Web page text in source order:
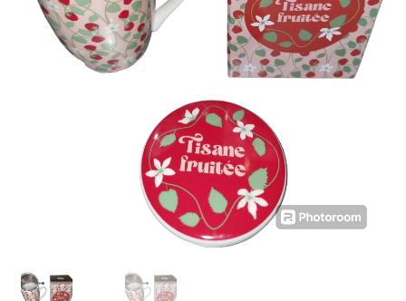
Porte-clés
coffrets découvertes